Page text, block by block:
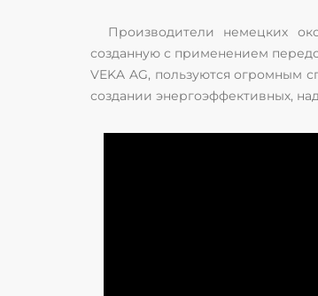
Производители немецких
созданную с применением
VEKA AG, пользуются огромным
создании энергоэффективных,